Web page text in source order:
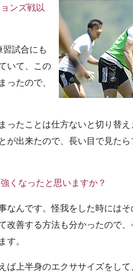
ンズ戦以
試合にも
いて、この
ったので、
ったことは仕方ないと切り替え
が出来たので、長い目で見た
くなったと思いますか？
なんです。怪我をした時には
善する方法も分かったので、
す。
ば上半身のエクササイズをして